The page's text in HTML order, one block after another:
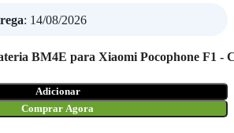
: 14/08/2026
BM4E para Xiaomi Pocophone F1 -
Adicionar
Comprar Agora